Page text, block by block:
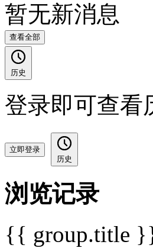
暂无新消息
查看全部
历史
登录即可查看
立即登录
历史
浏览记录
{{ group.title